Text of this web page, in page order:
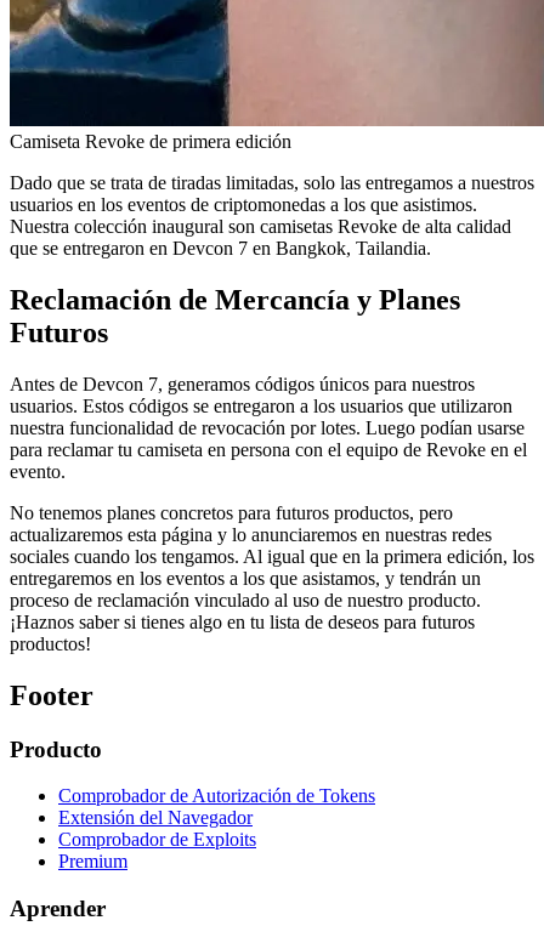
Camiseta Revoke de primera edición
Dado que se trata de tiradas limitadas, solo las entregamos a nuestros
usuarios en los eventos de criptomonedas a los que asistimos.
Nuestra colección inaugural son camisetas Revoke de alta calidad
que se entregaron en Devcon 7 en Bangkok, Tailandia.
Reclamación de Mercancía y Planes
Futuros
Antes de Devcon 7, generamos códigos únicos para nuestros
usuarios. Estos códigos se entregaron a los usuarios que utilizaron
nuestra funcionalidad de revocación por lotes. Luego podían usarse
para reclamar tu camiseta en persona con el equipo de Revoke en el
evento.
No tenemos planes concretos para futuros productos, pero
actualizaremos esta página y lo anunciaremos en nuestras redes
sociales cuando los tengamos. Al igual que en la primera edición, los
entregaremos en los eventos a los que asistamos, y tendrán un
proceso de reclamación vinculado al uso de nuestro producto.
¡Haznos saber si tienes algo en tu lista de deseos para futuros
productos!
Footer
Producto
Comprobador de Autorización de Tokens
Extensión del Navegador
Comprobador de Exploits
Premium
Aprender